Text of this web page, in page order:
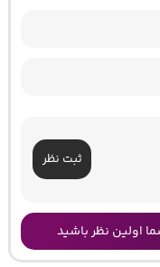
ثبت نظر
اولین نظر باشید